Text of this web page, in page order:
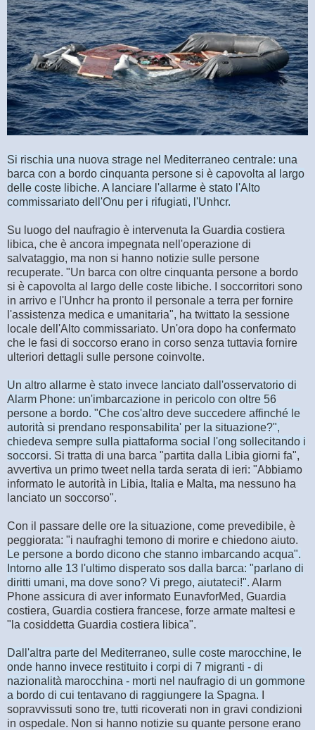
Si rischia una nuova strage nel Mediterraneo centrale: una
barca con a bordo cinquanta persone si è capovolta al largo
delle coste libiche. A lanciare l'allarme è stato l'Alto
commissariato dell'Onu per i rifugiati, l'Unhcr.
Su luogo del naufragio è intervenuta la Guardia costiera
libica, che è ancora impegnata nell'operazione di
salvataggio, ma non si hanno notizie sulle persone
recuperate. "Un barca con oltre cinquanta persone a bordo
si è capovolta al largo delle coste libiche. I soccorritori sono
in arrivo e l'Unhcr ha pronto il personale a terra per fornire
l'assistenza medica e umanitaria", ha twittato la sessione
locale dell'Alto commissariato. Un'ora dopo ha confermato
che le fasi di soccorso erano in corso senza tuttavia fornire
ulteriori dettagli sulle persone coinvolte.
Un altro allarme è stato invece lanciato dall'osservatorio di
Alarm Phone: un'imbarcazione in pericolo con oltre 56
persone a bordo. "Che cos'altro deve succedere affinché le
autorità si prendano responsabilita' per la situazione?",
chiedeva sempre sulla piattaforma social l'ong sollecitando i
soccorsi. Si tratta di una barca "partita dalla Libia giorni fa",
avvertiva un primo tweet nella tarda serata di ieri: "Abbiamo
informato le autorità in Libia, Italia e Malta, ma nessuno ha
lanciato un soccorso".
Con il passare delle ore la situazione, come prevedibile, è
peggiorata: "i naufraghi temono di morire e chiedono aiuto.
Le persone a bordo dicono che stanno imbarcando acqua".
Intorno alle 13 l'ultimo disperato sos dalla barca: "parlano di
diritti umani, ma dove sono? Vi prego, aiutateci!". Alarm
Phone assicura di aver informato EunavforMed, Guardia
costiera, Guardia costiera francese, forze armate maltesi e
"la cosiddetta Guardia costiera libica".
Dall'altra parte del Mediterraneo, sulle coste marocchine, le
onde hanno invece restituito i corpi di 7 migranti - di
nazionalità marocchina - morti nel naufragio di un gommone
a bordo di cui tentavano di raggiungere la Spagna.
sopravvissuti sono tre, tutti ricoverati non in gravi condizioni
in ospedale. Non si hanno notizie su quante persone erano